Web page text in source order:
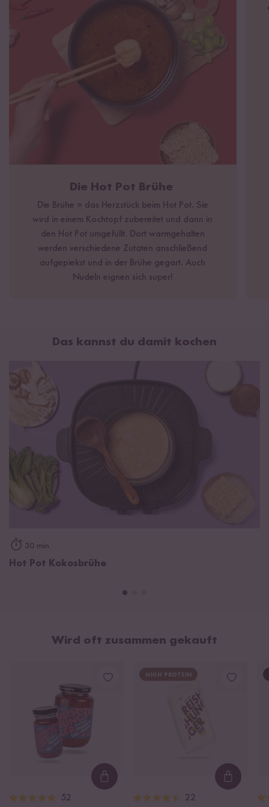
Die Hot Pot Brühe
Die Brühe = das Herzstück beim Hot Pot. Sie
wird in einem Kochtopf zubereitet und dann in
den Hot Pot umgefüllt. Dort warmgehalten
werden verschiedene Zutaten anschließend
aufgepiekst und in der Brühe gegart. Auch
Nudeln eignen sich super!
Das kannst du damit kochen
30 min
Hot Pot Kokosbrühe
Wird oft zusammen gekauft
Loading...
52
HIGH PROTEIN
22